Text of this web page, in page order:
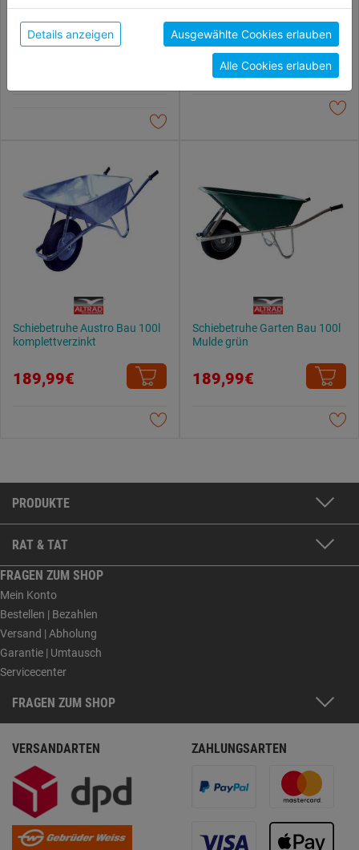
Modell Austro Bau
179,99€
Schiebetruhe Austro Bau 100l
komplettverzinkt
189,99€
Schiebetruhe Garten Bau 100l
Mulde grün
189,99€
PRODUKTE
RAT & TAT
FRAGEN ZUM SHOP
Mein Konto
Bestellen | Bezahlen
Versand | Abholung
Garantie | Umtausch
Servicecenter
FRAGEN ZUM SHOP
VERSANDARTEN ZAHLUNGSARTEN
der Verwendung aller Cookies zu. Unter "Details
anzeigen" findest du alle Infos zu den
unterschiedlichen Cookies, unter "Cookies
Konfigurieren" kannst du auswählen, welche Cookies
du zulassen möchtest und welche nicht.
Datenschutzerklärung.
Details anzeigen Ausgewählte Cookies erlauben
Alle Cookies erlauben